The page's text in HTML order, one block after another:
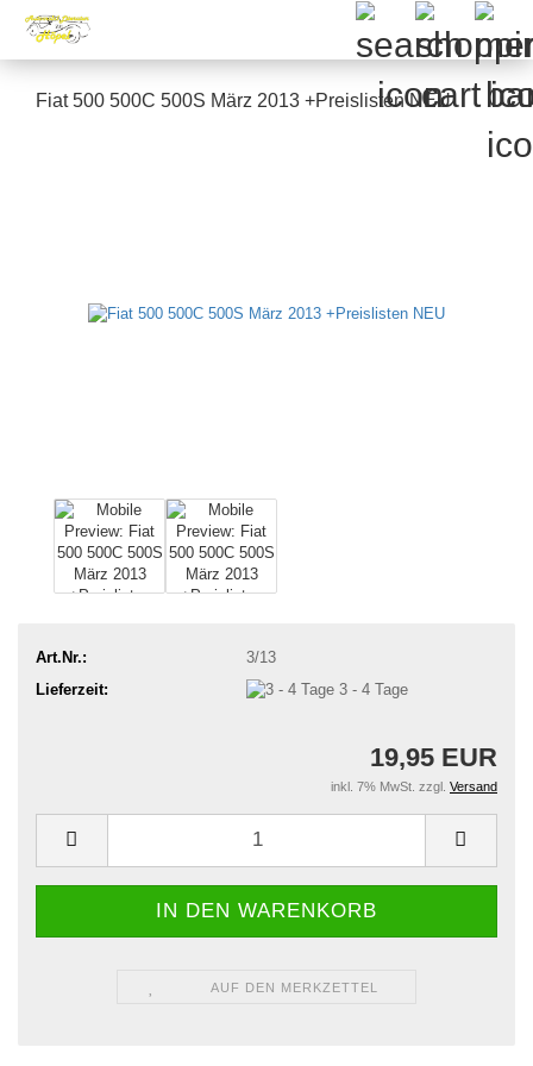
Fiat 500 500C 500S März 2013 +Preislisten NEU
Art.Nr.:
3/13
Lieferzeit:
3 - 4 Tage
19,95 EUR
inkl. 7% MwSt. zzgl. Versand
AUF DEN MERKZETTEL